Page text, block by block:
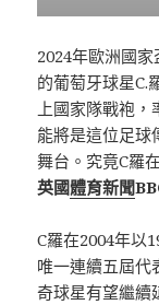
2024年歐洲國
的葡萄牙球星C.
上國家隊戰袍
能將是這位足球
舞台。究竟C羅
英國體育新聞
C羅在2004年以
唯一連續五屆代
奇球星有望繼續